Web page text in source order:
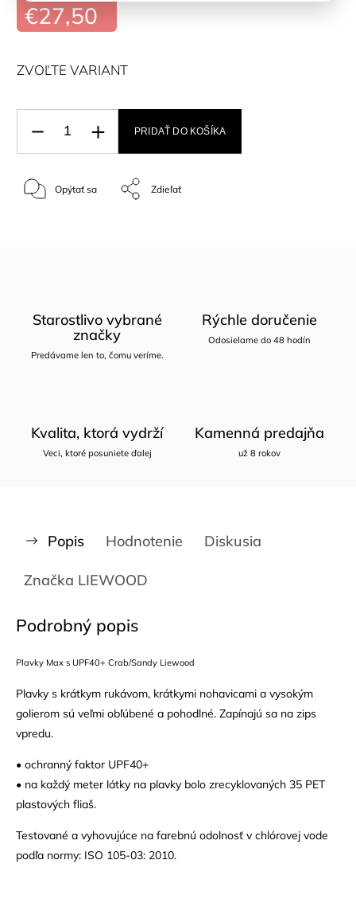
€27,50
ZVOĽTE VARIANT
PRIDAŤ DO KOŠÍKA
Opýtať sa Zdieľať
Starostlivo vybrané
značky
Predávame len to, čomu veríme.
Rýchle doručenie
Odosielame do 48 hodín
Kvalita, ktorá vydrží
Veci, ktoré posuniete ďalej
Kamenná predajňa
už 8 rokov
Popis Hodnotenie Diskusia
Značka LIEWOOD
Podrobný popis
Plavky Max s UPF40+ Crab/Sandy Liewood
Plavky s krátkym rukávom, krátkymi nohavicami a vysokým
golierom sú veľmi obľúbené a pohodlné. Zapínajú sa na zips
vpredu.
• ochranný faktor UPF40+
• na každý meter látky na plavky bolo zrecyklovaných 35 PET
plastových fliaš.
Testované a vyhovujúce na farebnú odolnosť v chlórovej vode
podľa normy: ISO 105-03: 2010.